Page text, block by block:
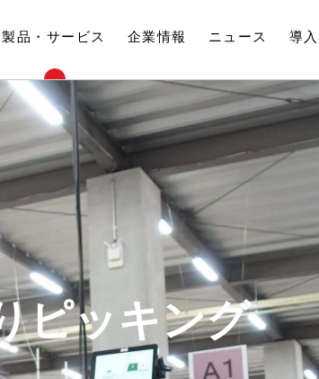
製品・サービス 企業情報 ニュース 導
ピッキング